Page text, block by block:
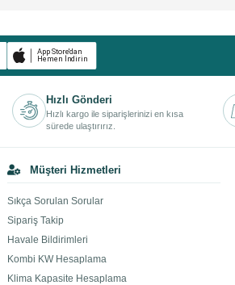
Hızlı Gönderi
Hızlı kargo ile siparişlerinizi en kısa
sürede ulaştırırız.
Müşteri Hizmetleri
Sıkça Sorulan Sorular
Sipariş Takip
Havale Bildirimleri
Kombi KW Hesaplama
Klima Kapasite Hesaplama